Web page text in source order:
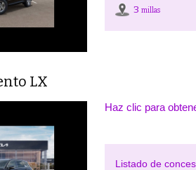
3millas
LX
Haz clic para
Listado de